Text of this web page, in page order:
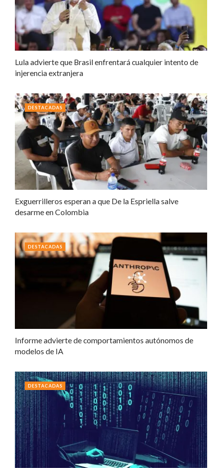
Lula advierte que Brasil enfrentará cualquier intento de
injerencia extranjera
Exguerrilleros esperan a que De la Espriella salve
desarme en Colombia
DESTACADAS
Informe advierte de comportamientos autónomos de
modelos de IA
DESTACADAS
DESTACADAS